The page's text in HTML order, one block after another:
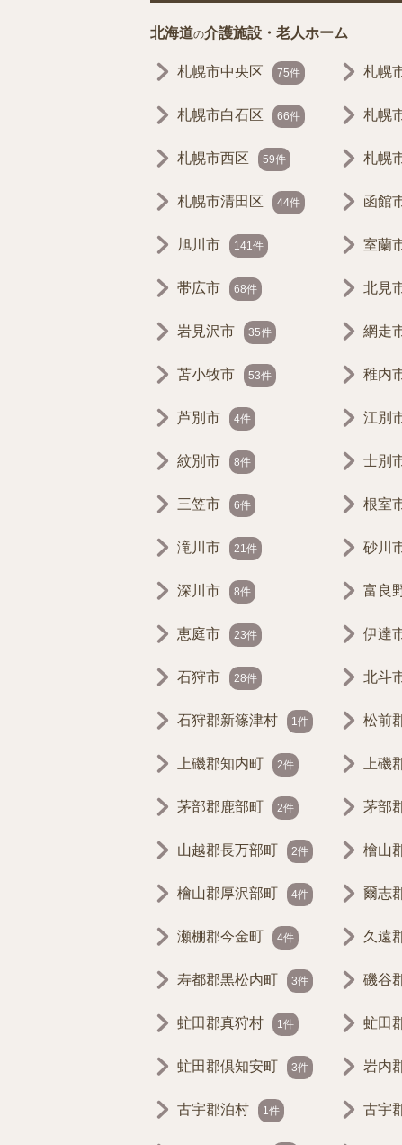
北海道の介護施設・老人ホーム
札幌市中央区 75件 札幌
札幌市白石区 66件 札幌
札幌市西区 59件 札幌
札幌市清田区 44件 函館
旭川市 141件 室蘭
帯広市 68件 北見
岩見沢市 35件 網走
苫小牧市 53件 稚内
芦別市 4件 江別
紋別市 8件 士別
三笠市 6件 根室
滝川市 21件 砂川
深川市 8件 富良
恵庭市 23件 伊達
石狩市 28件 北斗
石狩郡新篠津村 1件 松前
上磯郡知内町 2件 上磯
茅部郡鹿部町 2件 茅部
山越郡長万部町 2件 檜山
檜山郡厚沢部町 4件 爾志
瀬棚郡今金町 4件 久遠
寿都郡黒松内町 3件 磯谷
虻田郡真狩村 1件 虻田
虻田郡倶知安町 3件 岩内
古宇郡泊村 1件 古宇